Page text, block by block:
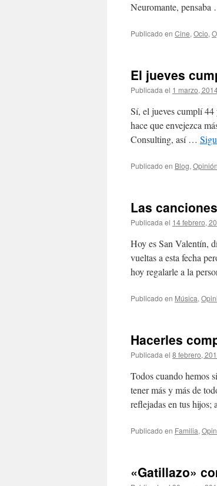
Neuromante, pensaba
Publicado en Cine, Ocio,
El jueves
Publicada el 1 marzo,
Sí, el jueves cumplí 44
hace que envejezca
Consulting, así …
Publicado en Blog, Opinión
Las
Publicada el 14 febrero,
Hoy es San Valentín,
vueltas a esta fecha
hoy regalarle a la
Publicado en Música,
Hacerles
Publicada el 8 febrero,
Todos cuando hemos
tener más y más de
reflejadas en tus
Publicado en Familia,
«Gatillazo»